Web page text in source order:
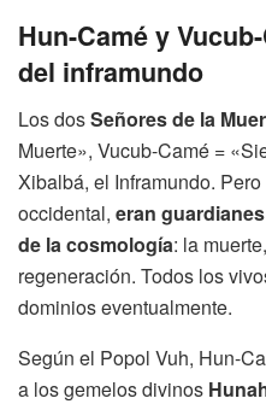
Hun-Camé y
del inframundo
Los dosSeñores de la
Muerte», Vucub-Camé =
Xibalbá, el Inframundo.
occidental, eran
de la cosmología: la
regeneración. Todos los
dominios eventualmente.
Según el Popol Vuh, Hun-
a los gemelos divinos